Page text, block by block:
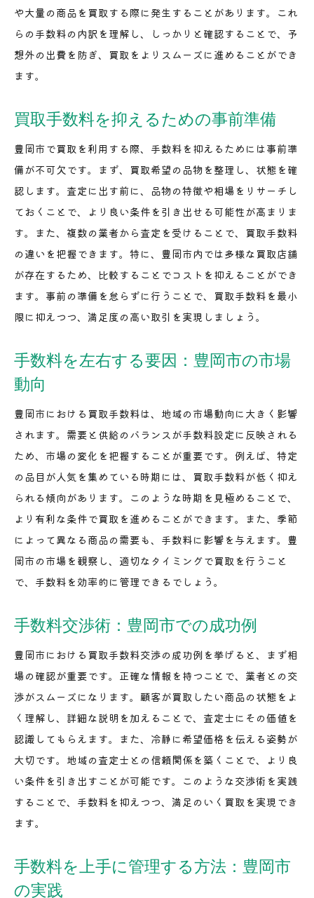
買取手数料に影響を与える契約条件とは
交渉時に知っておくべき手数料の裏側
例
買取手数料を減少させる具体的なステップ
豊岡市で満足度アップ買取手数料を抑える賢い選択
法
満足度と手数料のバランスを取る方法
利用者の声を基にした手数料対策
手数料を抑えて買取体験を向上させるコツ
豊岡市での手数料と顧客満足度の関係性
豊岡市で買取手数料を抑えて賢い選択をするための
点
買取手数料に関する誤解を解くためのガイド
手数料削減のための実践的なアドバイス
賢い消費者になるための手数料管理法
豊岡市での買取手数料に対する賢い選択肢
手数料を節約するための豊岡市買取店選び実践ガイ
ド
き基本
手数料比較ツールの活用法
買取店の選び方：手数料編
節約志向の買取店選びテクニック
顧客が重視するべき手数料関連情報
賢い店舗選びで手数料を節約する実例
手数料を抑えて取引するための基本的な戦略
手数料を考慮した取引計画の立て方
や大量の商品を買取する際に発生することがあります。これ
らの手数料の内訳を理解し、しっかりと確認することで、予
想外の出費を防ぎ、買取をよりスムーズに進めることができ
ます。
買取手数料を抑えるための事前準備
豊岡市で買取を利用する際、手数料を抑えるためには事前準
備が不可欠です。まず、買取希望の品物を整理し、状態を確
認します。査定に出す前に、品物の特徴や相場をリサーチし
ておくことで、より良い条件を引き出せる可能性が高まりま
す。また、複数の業者から査定を受けることで、買取手数料
の違いを把握できます。特に、豊岡市内では多様な買取店舗
が存在するため、比較することでコストを抑えることができ
ます。事前の準備を怠らずに行うことで、買取手数料を最小
限に抑えつつ、満足度の高い取引を実現しましょう。
手数料を左右する要因：豊岡市の市場
動向
豊岡市における買取手数料は、地域の市場動向に大きく影響
されます。需要と供給のバランスが手数料設定に反映される
ため、市場の変化を把握することが重要です。例えば、特定
の品目が人気を集めている時期には、買取手数料が低く抑え
られる傾向があります。このような時期を見極めることで、
より有利な条件で買取を進めることができます。また、季節
によって異なる商品の需要も、手数料に影響を与えます。豊
岡市の市場を観察し、適切なタイミングで買取を行うこと
で、手数料を効率的に管理できるでしょう。
手数料交渉術：豊岡市での成功例
豊岡市における買取手数料交渉の成功例を挙げると、まず相
場の確認が重要です。正確な情報を持つことで、業者との交
渉がスムーズになります。顧客が買取したい商品の状態をよ
く理解し、詳細な説明を加えることで、査定士にその価値を
認識してもらえます。また、冷静に希望価格を伝える姿勢が
大切です。地域の査定士との信頼関係を築くことで、より良
い条件を引き出すことが可能です。このような交渉術を実践
することで、手数料を抑えつつ、満足のいく買取を実現でき
ます。
手数料を上手に管理する方法：豊岡市
の実践